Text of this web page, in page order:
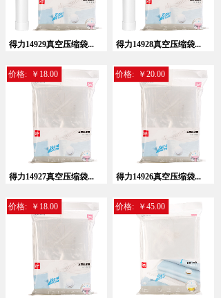
得力14929真空压缩袋... 得力14928真空压缩袋...
得力14927真空压缩袋...
价格: ￥18.00
得力14926真空压缩袋...
价格: ￥20.00
价格: ￥18.00 价格: ￥45.00